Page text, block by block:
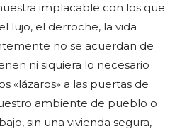
implacable con los que
lujo, el derroche, la vida
no se acuerdan de
ni siquiera lo necesario
«lázaros» a las puertas de
ambiente de pueblo o
sin una vivienda segura,